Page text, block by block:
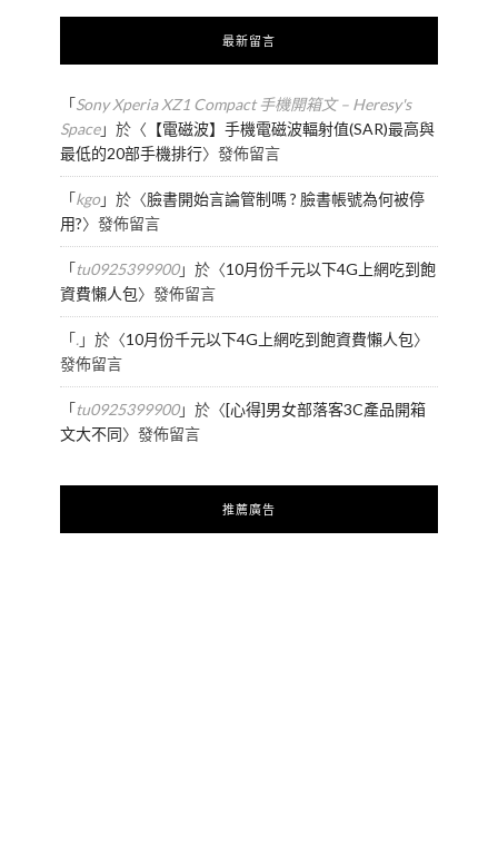
最新留言
「Sony Xperia XZ1 Compact 手機開箱文 – Heresy's
Space」於〈 【電磁波】手機電磁波輻射值(SAR)最高與
最低的20部手機排行〉發佈留言
「kgo」於〈臉書開始言論管制嗎 ? 臉書帳號為何被停
用?〉發佈留言
「tu0925399900」於〈10月份千元以下4G上網吃到飽
資費懶人包〉發佈留言
「.」於〈10月份千元以下4G上網吃到飽資費懶人包〉
發佈留言
「tu0925399900」於〈[心得]男女部落客3C產品開箱
文大不同〉發佈留言
推薦廣告